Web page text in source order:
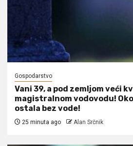
Gospodarstvo
Vani 39, a pod zemljom veći
magistralnom vodovodu!
ostala bez vode!
25 minuta ago Alan Srčnik